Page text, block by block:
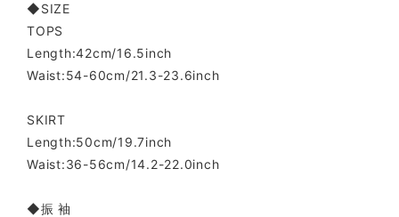
◆SIZE
TOPS
Length:42cm/16.5inch
Waist:54-60cm/21.3-23.6inch
SKIRT
Length:50cm/19.7inch
Waist:36-56cm/14.2-22.0inch
◆振 袖